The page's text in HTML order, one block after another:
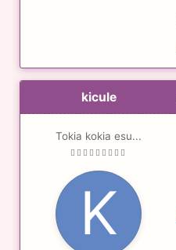
kicule
Tokia kokia esu...